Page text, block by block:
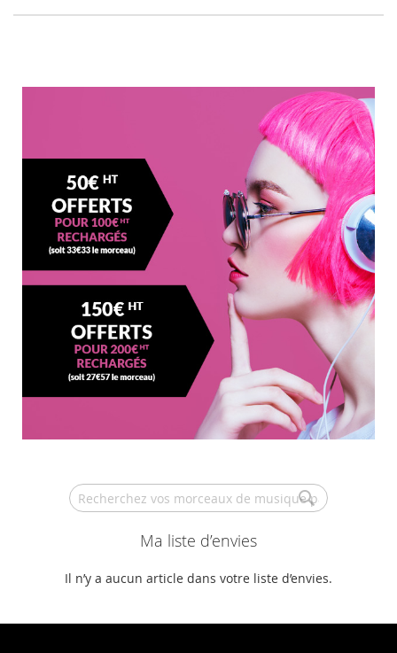
Ma liste d’envies
Il n’y a aucun article dans votre liste d’envies.